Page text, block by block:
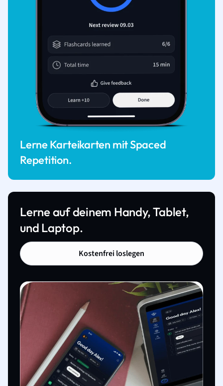
Lerne Karteikarten mit Spaced
Repetition.
Lerne auf deinem Handy, Tablet,
und Laptop.
Kostenfrei loslegen